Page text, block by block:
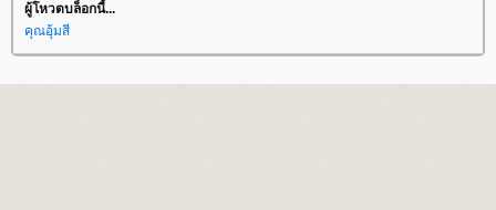
ผู้โหวตบล็อกนี้...
คุณอุ้มสี